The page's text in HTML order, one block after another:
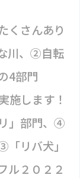
くさんあり
川、②自転
4部門
施します！
」部門、④
リバ犬」
ル２０２２